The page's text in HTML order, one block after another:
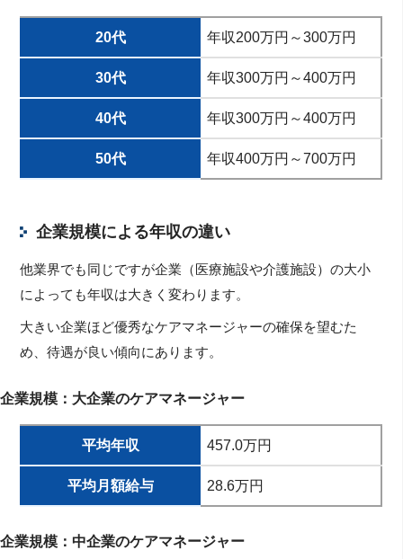
20代 年収200万円～300万円
30代 年収300万円～400万円
40代 年収300万円～400万円
50代 年収400万円～700万円
企業規模による年収の違い
他業界でも同じですが企業（医療施設や介護施設）の大小
によっても年収は大きく変わります。
大きい企業ほど優秀なケアマネージャーの確保を望むた
め、待遇が良い傾向にあります。
企業規模：大企業のケアマネージャー
平均年収 457.0万円
平均月額給与 28.6万円
企業規模：中企業のケアマネージャー